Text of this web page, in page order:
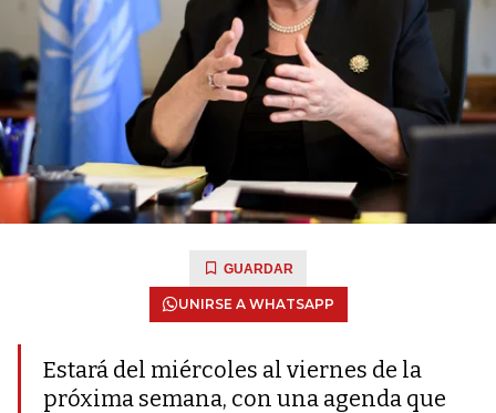
GUARDAR
UNIRSE A WHATSAPP
Estará del miércoles al viernes de la
próxima semana, con una agenda que